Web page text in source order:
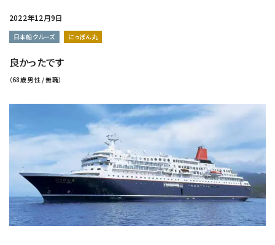
2022年12月9日
日本船クルーズ にっぽん丸
良かったです
（68歳 男性 / 無職）